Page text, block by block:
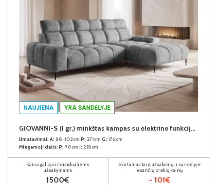
NAUJIENA YRA SANDĖLYJE
GIOVANNI-S (I gr.) minkštas kampas su elektrine funkcija (Aphrodite-21) D
Išmatavimai: A: 88-102cm P: 271cm G: 176cm
Miegamoji dalis: P: 90cm I: 218cm
Kaina galioja individualiems
užsakymams
1500€
Skirtumas tarp užsakomų ir sandėlyje
esančių prekių kainų
- 101€